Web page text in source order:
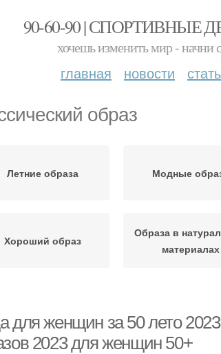
90-60-90 | СПОРТИВНЫЕ
хочешь изменить мир - начни
главная новости
образ
Летние образа Модные
Хороший образ
Образа в
материалах
для женщин за 50 лето
2023 для женщин 50+